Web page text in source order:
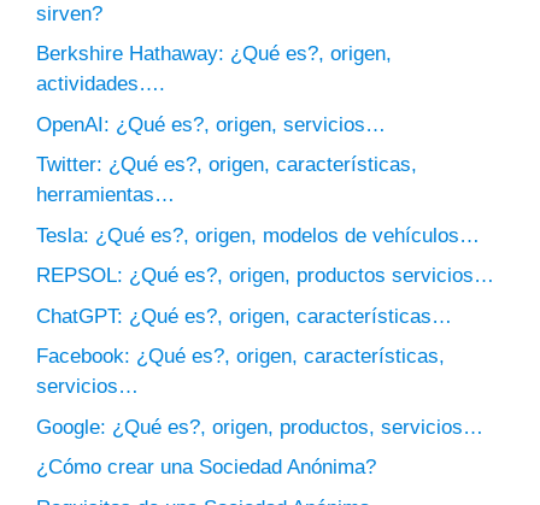
sirven?
Berkshire Hathaway: ¿Qué es?, origen,
actividades….
OpenAI: ¿Qué es?, origen, servicios…
Twitter: ¿Qué es?, origen, características,
herramientas…
Tesla: ¿Qué es?, origen, modelos de vehículos…
REPSOL: ¿Qué es?, origen, productos servicios…
ChatGPT: ¿Qué es?, origen, características…
Facebook: ¿Qué es?, origen, características,
servicios…
Google: ¿Qué es?, origen, productos, servicios…
¿Cómo crear una Sociedad Anónima?